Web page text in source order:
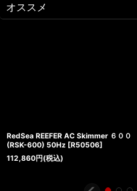
オススメ
RedSea REEFER AC Skimmer ６００
(RSK-600) 50Hz [R50506]
112,860円(税込)